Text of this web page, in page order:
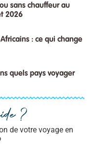
sans chauffeur au
2026
: ce qui change
quels pays voyager
?
de votre voyage en